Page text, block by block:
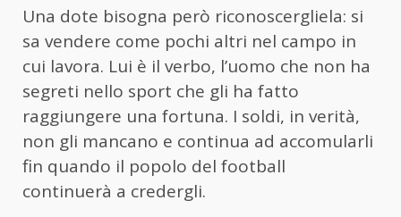
Una dote bisogna però riconoscergliela: si
sa vendere come pochi altri nel campo in
cui lavora. Lui è il verbo, l’uomo che non ha
segreti nello sport che gli ha fatto
raggiungere una fortuna. I soldi, in verità,
non gli mancano e continua ad accomularli
fin quando il popolo del football
continuerà a credergli.